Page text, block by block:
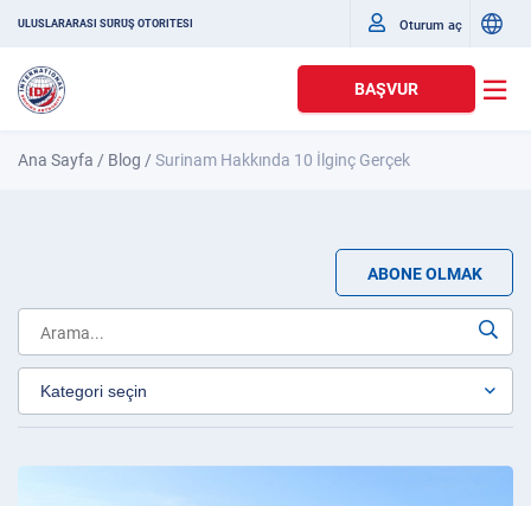
ULUSLARARASI SÜRÜŞ OTORITESI Oturum aç
BAŞVUR
Ana Sayfa / Blog /Surinam Hakkında 10 İlginç Gerçek
ABONE OLMAK